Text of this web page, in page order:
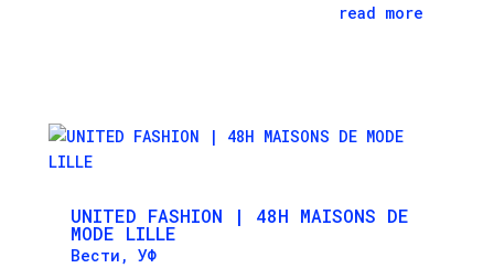
read more
UNITED FASHION | 48H MAISONS DE
MODE LILLE
Вести , УФ